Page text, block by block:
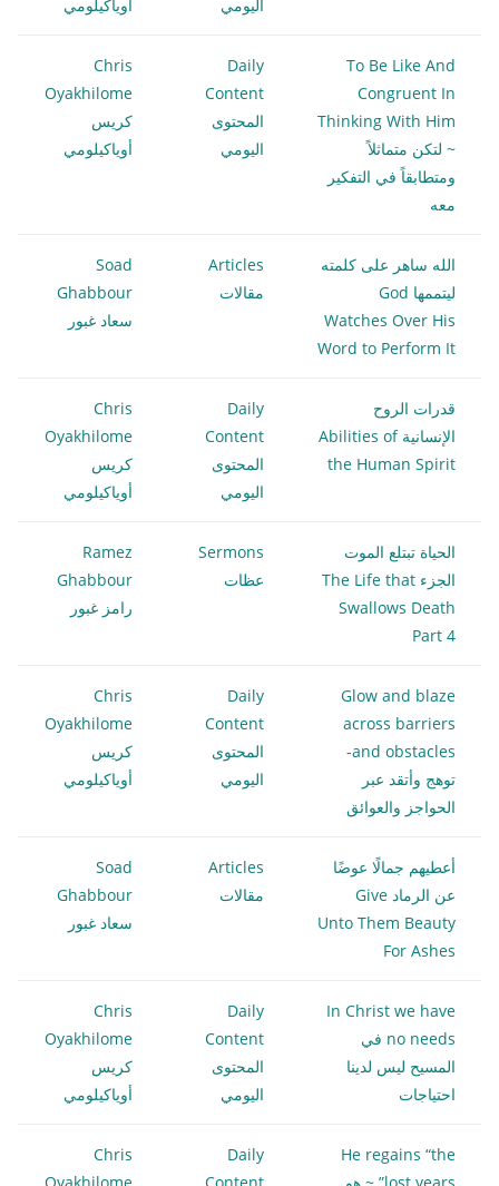
اليومي
أوياكيلومي
To Be Like And
Congruent In
Thinking With Him
~ لتكن متماثلاً
ومتطابقاً في التفكير
معه
Daily
Content
المحتوى
اليومي
Chris
Oyakhilome
كريس
أوياكيلومي
الله ساهر على كلمته
ليتممها God
Watches Over His
Word to Perform It
Articles
مقالات
Soad
Ghabbour
سعاد غبور
قدرات الروح
الإنسانية Abilities of
the Human Spirit
Daily
Content
المحتوى
اليومي
Chris
Oyakhilome
كريس
أوياكيلومي
الحياة تبتلع الموت
الجزء The Life that
Swallows Death
Part 4
Sermons
عظات
Ramez
Ghabbour
رامز غبور
Glow and blaze
across barriers
and obstacles-
توهج وأتقد عبر
الحواجز والعوائق
Daily
Content
المحتوى
اليومي
Chris
Oyakhilome
كريس
أوياكيلومي
أعطيهم جمالًا عوضًا
عن الرماد Give
Unto Them Beauty
For Ashes
Articles
مقالات
Soad
Ghabbour
سعاد غبور
In Christ we have
no needs في
المسيح ليس لدينا
احتياجات
Daily
Content
المحتوى
اليومي
Chris
Oyakhilome
كريس
أوياكيلومي
He regains “the
Daily
Chris